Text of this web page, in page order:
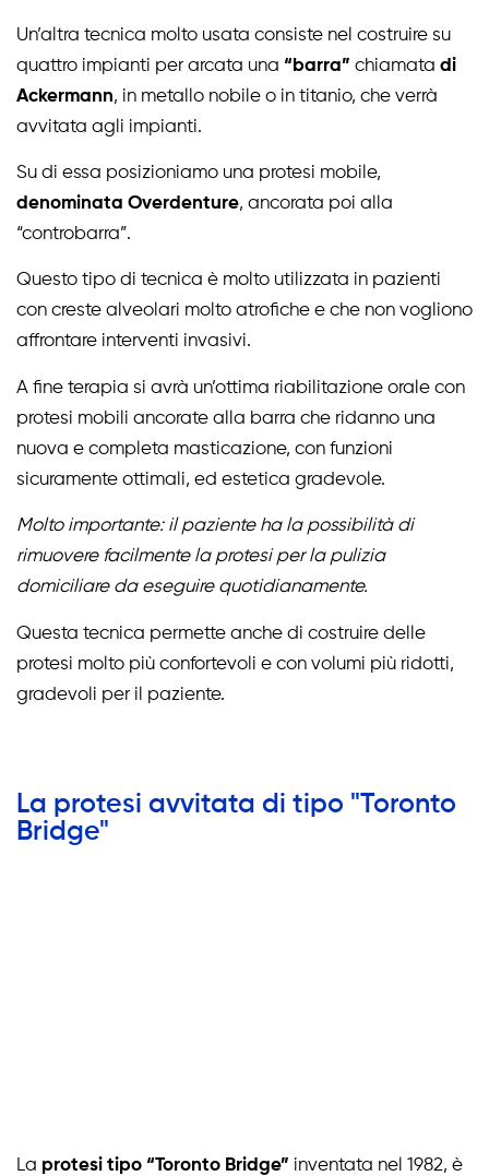
Un’altra tecnica molto usata consiste nel costruire su
quattro impianti per arcata una “barra” chiamata di
Ackermann, in metallo nobile o in titanio, che verrà
avvitata agli impianti.
Su di essa posizioniamo una protesi mobile,
denominata Overdenture, ancorata poi alla
“controbarra”.
Questo tipo di tecnica è molto utilizzata in pazienti
con creste alveolari molto atrofiche e che non vogliono
affrontare interventi invasivi.
A fine terapia si avrà un’ottima riabilitazione orale con
protesi mobili ancorate alla barra che ridanno una
nuova e completa masticazione, con funzioni
sicuramente ottimali, ed estetica gradevole.
Molto importante: il paziente ha la possibilità di
rimuovere facilmente la protesi per la pulizia
domiciliare da eseguire quotidianamente.
Questa tecnica permette anche di costruire delle
protesi molto più confortevoli e con volumi più ridotti,
gradevoli per il paziente.
La protesi avvitata di tipo "Toronto
Bridge"
La protesi tipo “Toronto Bridge” inventata nel 1982, è